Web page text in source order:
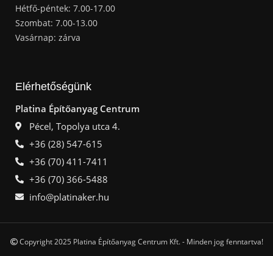
Hétfő-péntek: 7.00-17.00
Szombat: 7.00-13.00
Vasárnap: zárva
Elérhetőségünk
Platina Építőanyag Centrum
Pécel, Topolya utca 4.
+36 (28) 547-615
+36 (70) 411-7411
+36 (70) 366-5488
info@platinaker.hu
Copyright 2025 Platina Építőanyag Centrum Kft. - Minden jog fenntartva!